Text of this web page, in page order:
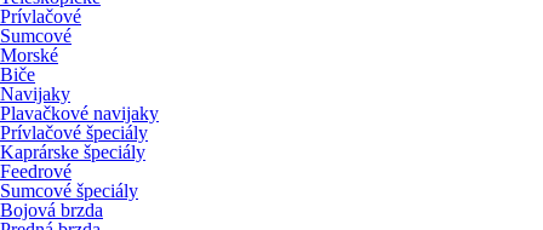
Prívlačové
Sumcové
Morské
Biče
Navijaky
Plavačkové navijaky
Prívlačové špeciály
Kaprárske špeciály
Feedrové
Sumcové špeciály
Bojová brzda